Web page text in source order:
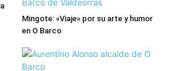
Mingote: «Viaje» por su arte y humor
en O Barco